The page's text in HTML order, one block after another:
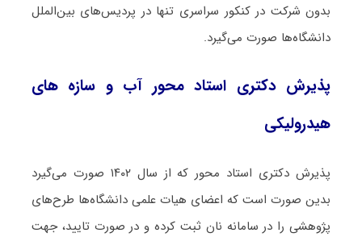
بدون شرکت در کنکور سراسری تنها در پردیس‌های بین‌الملل
دانشگاه‌ها صورت می‌گیرد.
پذیرش دکتری استاد محور آب و سازه‎‌ های
هیدرولیکی
پذیرش دکتری استاد محور که از سال ۱۴۰۲ صورت می‌گیرد
بدین صورت است که اعضای هیات علمی دانشگاه‌ها طرح‌های
پژوهشی را در سامانه نان ثبت کرده و در صورت تایید، جهت